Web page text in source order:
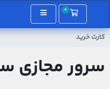
0
کارت خرید
کارت خرید
سرور مجازی